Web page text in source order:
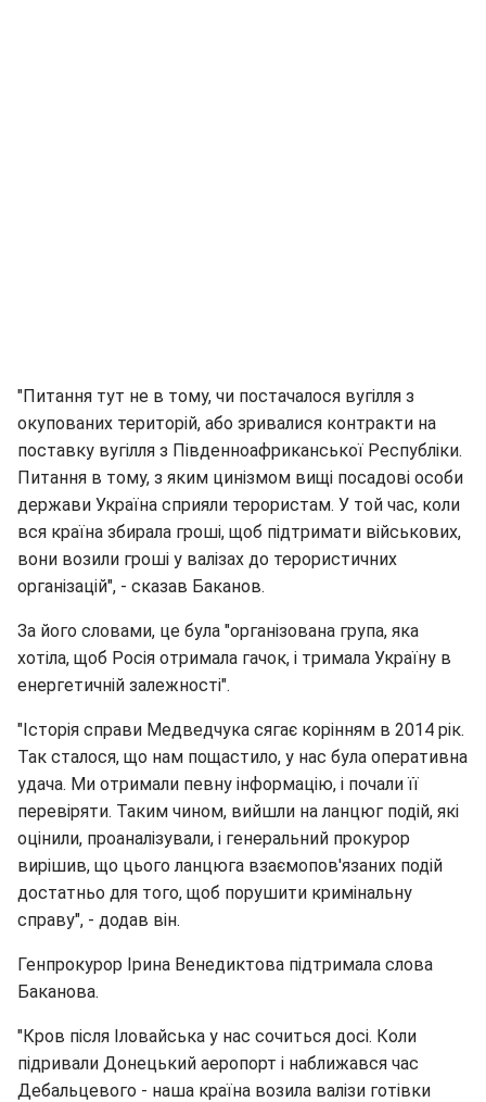
"Питання тут не в тому, чи постачалося вугілля з
окупованих територій, або зривалися контракти на
поставку вугілля з Південноафриканської Республіки.
Питання в тому, з яким цинізмом вищі посадові особи
держави Україна сприяли терористам. У той час, коли
вся країна збирала гроші, щоб підтримати військових,
вони возили гроші у валізах до терористичних
організацій", - сказав Баканов.
За його словами, це була "організована група, яка
хотіла, щоб Росія отримала гачок, і тримала Україну в
енергетичній залежності".
"Історія справи Медведчука сягає корінням в 2014 рік.
Так сталося, що нам пощастило, у нас була оперативна
удача. Ми отримали певну інформацію, і почали її
перевіряти. Таким чином, вийшли на ланцюг подій, які
оцінили, проаналізували, і генеральний прокурор
вирішив, що цього ланцюга взаємопов'язаних подій
достатньо для того, щоб порушити кримінальну
справу", - додав він.
Генпрокурор Ірина Венедиктова підтримала слова
Баканова.
"Кров після Іловайська у нас сочиться досі. Коли
підривали Донецький аеропорт і наближався час
Дебальцевого - наша країна возила валізи готівки